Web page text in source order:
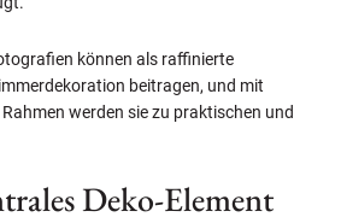
können als raffinierte
beitragen, und mit
werden sie zu praktischen und
Deko-Element